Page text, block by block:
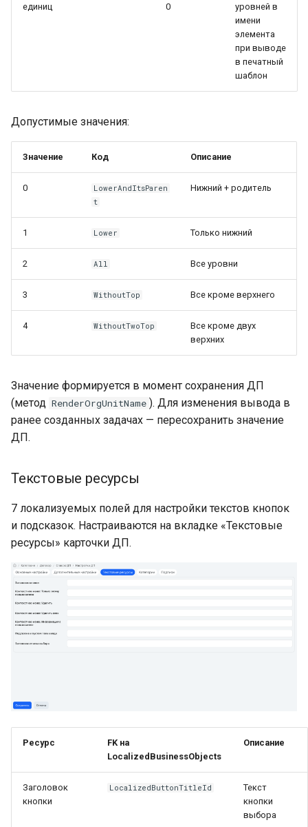
единиц
0
уровней в
имени
элемента
при выводе
в печатный
шаблон
Допустимые значения:
Значение Код Описание
0
LowerAndItsParen
t
Нижний + родитель
1 Lower Только нижний
2 All Все уровни
3 WithoutTop Все кроме верхнего
4 WithoutTwoTop
Все кроме двух
верхних
Значение формируется в момент сохранения ДП
(метод RenderOrgUnitName ). Для изменения вывода в
ранее созданных задачах — пересохранить значение
ДП.
Текстовые ресурсы
7 локализуемых полей для настройки текстов кнопок
и подсказок. Настраиваются на вкладке «Текстовые
ресурсы» карточки ДП.
Ресурс
FK на
LocalizedBusinessObjects
Описание
Заголовок
кнопки
LocalizedButtonTitleId
Текст
кнопки
выбора